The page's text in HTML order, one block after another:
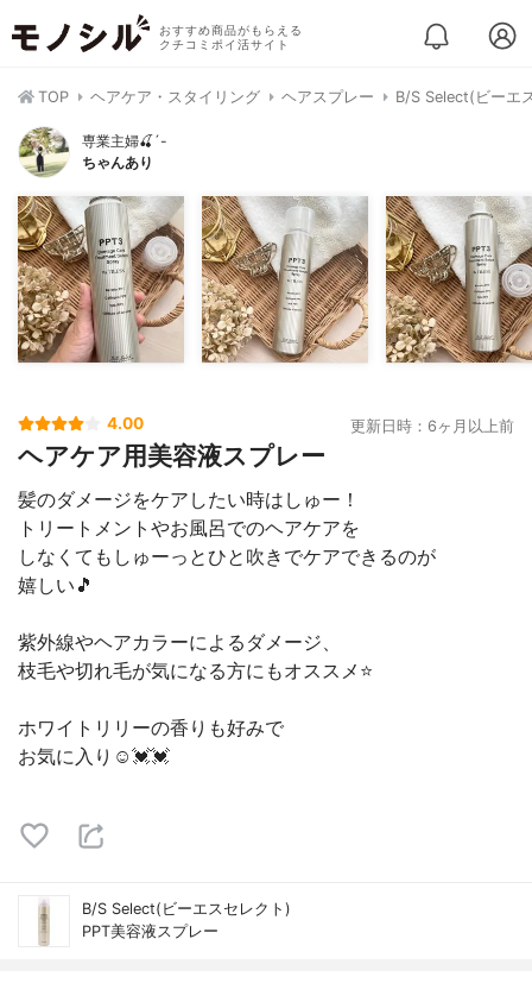
おすすめ商品がもらえる
クチコミポイ活サイト
TOP ヘアケア・スタイリング ヘアスプレー B/S Select(ビーエ
専業主婦🍒´-
ちゃんあり
4.00 更新日時：6ヶ月以上前
ヘアケア用美容液スプレー
髪のダメージをケアしたい時はしゅー！
トリートメントやお風呂でのヘアケアを
しなくてもしゅーっとひと吹きでケアできるのが
嬉しい🎵
紫外線やヘアカラーによるダメージ、
枝毛や切れ毛が気になる方にもオススメ⭐️
ホワイトリリーの香りも好みで
お気に入り☺️💓💓
B/S Select(ビーエスセレクト)
PPT美容液スプレー